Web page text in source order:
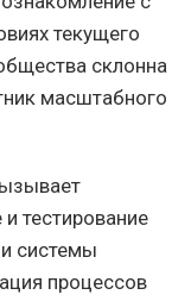
текущего
склонна
масштабного
тестирование
системы
процессов